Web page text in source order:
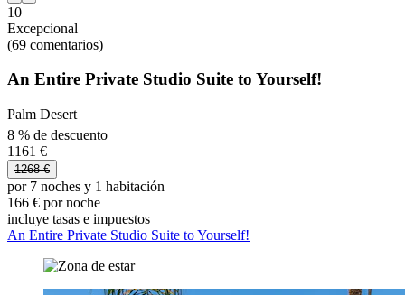
10
Excepcional
(69 comentarios)
An Entire Private Studio Suite to Yourself!
Palm Desert
8 % de descuento
1161 €
1268 €
por 7 noches y 1 habitación
166 € por noche
incluye tasas e impuestos
An Entire Private Studio Suite to Yourself!